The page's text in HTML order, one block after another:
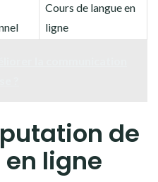
Cours de langue en
ligne
de
ligne